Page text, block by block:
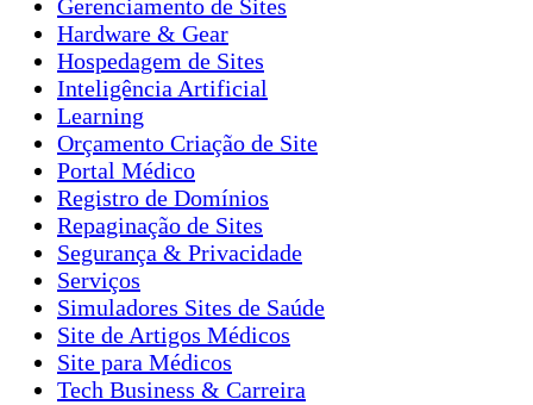
Gerenciamento de Sites
Hardware & Gear
Hospedagem de Sites
Inteligência Artificial
Learning
Orçamento Criação de Site
Portal Médico
Registro de Domínios
Repaginação de Sites
Segurança & Privacidade
Serviços
Simuladores Sites de Saúde
Site de Artigos Médicos
Site para Médicos
Tech Business & Carreira